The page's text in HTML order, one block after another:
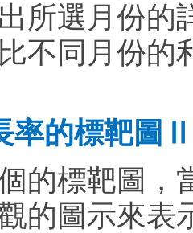
所選月份的
不同月份的
率的標靶圖Ⅱ
的標靶圖，
的圖示來表